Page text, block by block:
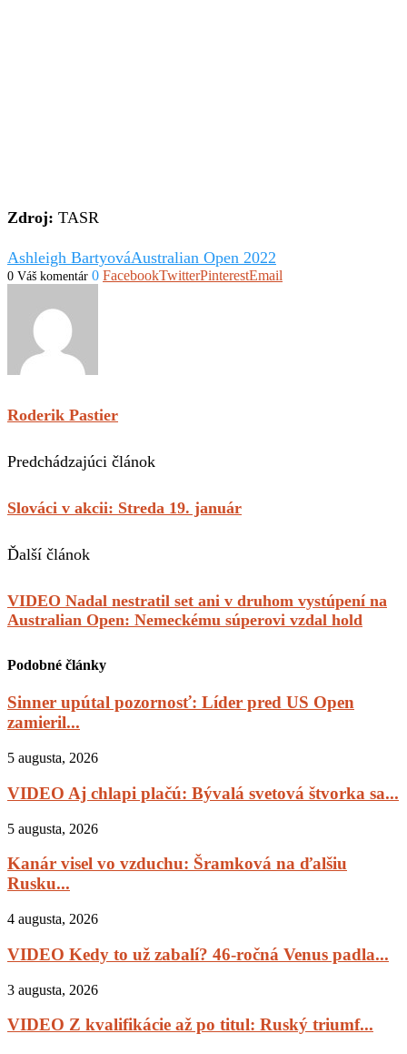
Zdroj: TASR
Ashleigh BartyováAustralian Open 2022
0 Váš komentár 0 FacebookTwitterPinterestEmail
Roderik Pastier
Predchádzajúci článok
Slováci v akcii: Streda 19. január
Ďalší článok
VIDEO Nadal nestratil set ani v druhom vystúpení na
Australian Open: Nemeckému súperovi vzdal hold
Podobné články
Sinner upútal pozornosť: Líder pred US Open
zamieril...
5 augusta, 2026
VIDEO Aj chlapi plačú: Bývalá svetová štvorka sa...
5 augusta, 2026
Kanár visel vo vzduchu: Šramková na ďalšiu
Rusku...
4 augusta, 2026
VIDEO Kedy to už zabalí? 46-ročná Venus padla...
3 augusta, 2026
VIDEO Z kvalifikácie až po titul: Ruský triumf...